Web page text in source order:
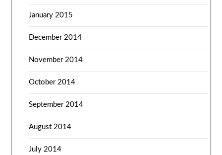
January 2015
December 2014
November 2014
October 2014
September 2014
August 2014
July 2014